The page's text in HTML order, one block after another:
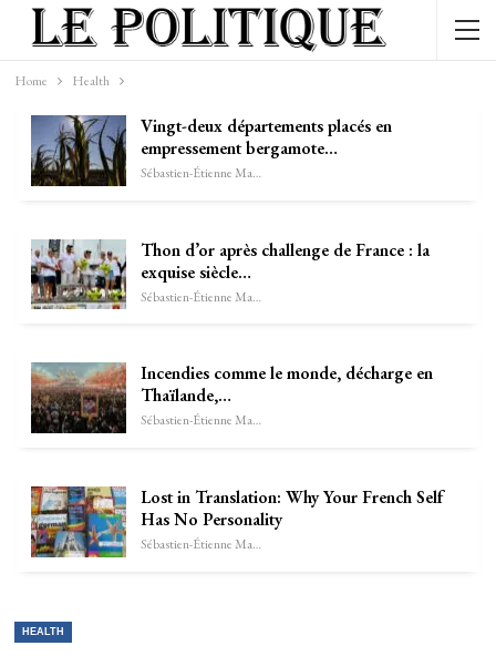
Home Health
Vingt-deux départements placés en
empressement bergamote…
Sébastien-Étienne Marechal
Thon d’or après challenge de France : la
exquise siècle…
Sébastien-Étienne Marechal
Incendies comme le monde, décharge en
Thaïlande,…
Sébastien-Étienne Marechal
Lost in Translation: Why Your French Self
Has No Personality
Sébastien-Étienne Marechal
HEALTH